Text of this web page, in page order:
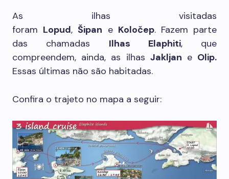
As ilhas visitadas
foram Lopud,Šipan e Koločep. Fazem parte
das chamadas Ilhas Elaphiti, que
compreendem, ainda, as ilhas Jakljan e Olip.
Essas últimas não são habitadas.
Confira o trajeto no mapa a seguir: